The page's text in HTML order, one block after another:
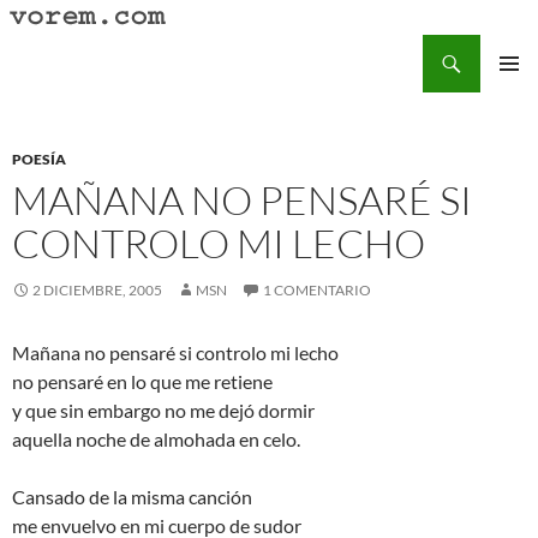
Saltar
POESÍA
MAÑANA NO PENSARÉ SI
CONTROLO MI LECHO
2 DICIEMBRE, 2005 MSN 1 COMENTARIO
Mañana no pensaré si controlo mi lecho
no pensaré en lo que me retiene
y que sin embargo no me dejó dormir
aquella noche de almohada en celo.
Cansado de la misma canción
me envuelvo en mi cuerpo de sudor